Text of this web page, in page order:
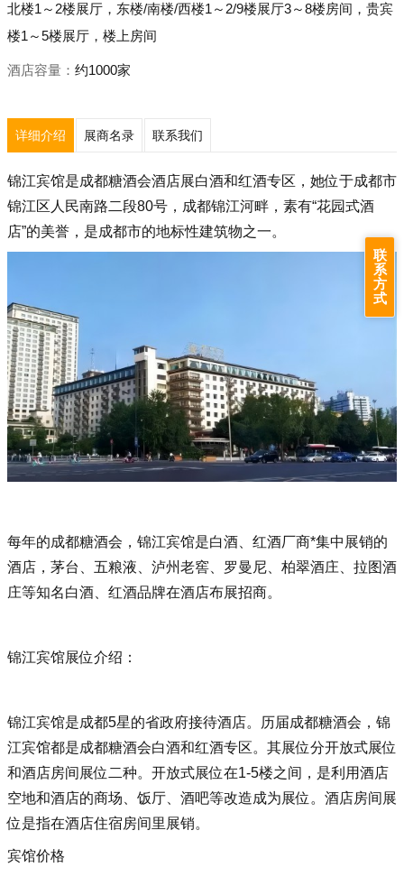
北楼1～2楼展厅，东楼/南楼/西楼1～2/9楼展厅3～8楼房间，贵宾
楼1～5楼展厅，楼上房间
酒店容量： 约1000家
详细介绍 展商名录 联系我们
锦江宾馆是成都糖酒会酒店展白酒和红酒专区，她位于成都市
锦江区人民南路二段80号，成都锦江河畔，素有“花园式酒
店”的美誉，是成都市的地标性建筑物之一。
每年的成都糖酒会，锦江宾馆是白酒、红酒厂商*集中展销的
酒店，茅台、五粮液、泸州老窖、罗曼尼、柏翠酒庄、拉图酒
庄等知名白酒、红酒品牌在酒店布展招商。
锦江宾馆展位介绍：
锦江宾馆是成都5星的省政府接待酒店。历届成都糖酒会，锦
江宾馆都是成都糖酒会白酒和红酒专区。其展位分开放式展位
和酒店房间展位二种。开放式展位在1-5楼之间，是利用酒店
空地和酒店的商场、饭厅、酒吧等改造成为展位。酒店房间展
位是指在酒店住宿房间里展销。
宾馆价格
联
系
方
式